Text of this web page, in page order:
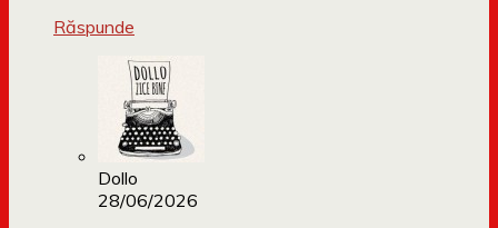
Răspunde
Dollo
28/06/2026